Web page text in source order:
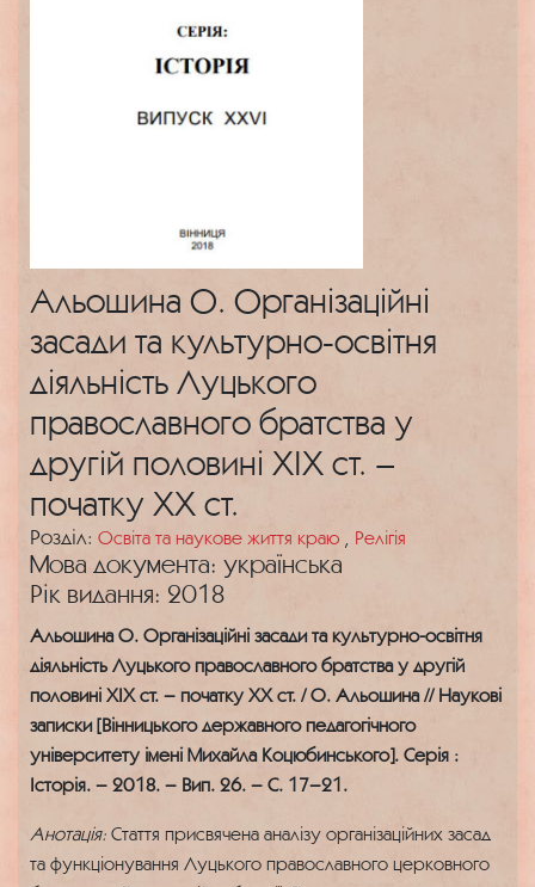
Альошина О. Організаційні
засади та культурно-освітня
діяльність Луцького
православного братства у
другій половині ХІХ ст. –
початку ХХ ст.
Розділ: Освіта та наукове життя краю Релігія
Мова документа: українська
Рік видання: 2018
Альошина О. Організаційні засади та культурно-освітня
діяльність Луцького православного братства у другій
половині ХІХ ст. – початку ХХ ст. / О. Альошина // Наукові
записки [Вінницького державного педагогічного
університету імені Михайла Коцюбинського]. Серія :
Історія. – 2018. – Вип. 26. – С. 17–21.
Анотація: Стаття присвячена аналізу організаційних засад
та функціонування Луцького православного церковного